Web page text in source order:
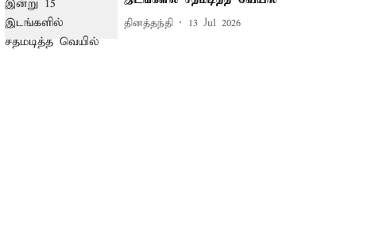
தினத்தந்தி 13 Jul 2026